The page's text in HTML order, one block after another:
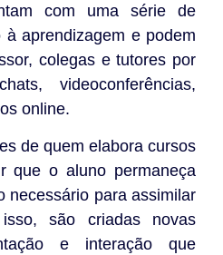
com uma série de
aprendizagem e podem
colegas e tutores por
videoconferências,
online.
de quem elabora cursos
que o aluno permaneça
necessário para assimilar
são criadas novas
e interação que